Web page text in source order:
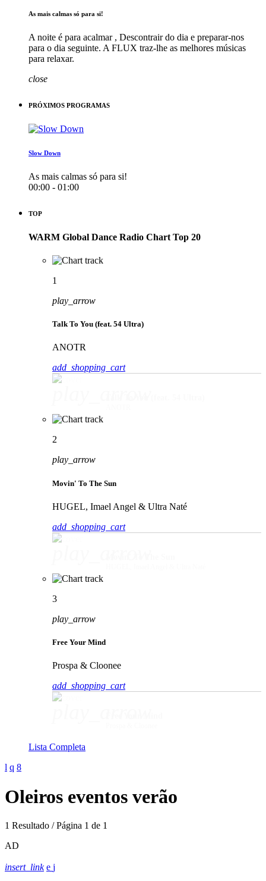
As mais calmas só para si!
A noite é para acalmar , Descontrair do dia e preparar-nos
para o dia seguinte. A FLUX traz-lhe as melhores músicas
para relaxar.
close
PRÓXIMOS PROGRAMAS
Slow Down
As mais calmas só para si!
00:00 - 01:00
TOP
WARM Global Dance Radio Chart Top 20
1
play_arrow
Talk To You (feat. 54 Ultra)
ANOTR
add_shopping_cart
2
play_arrow
Movin' To The Sun
HUGEL, Imael Angel & Ultra Naté
add_shopping_cart
3
play_arrow
Free Your Mind
Prospa & Cloonee
add_shopping_cart
Lista Completa
Oleiros eventos verão
1 Resultado / Página 1 de 1
AD
insert_link